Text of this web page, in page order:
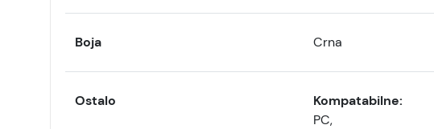
Boja Crna
Ostalo
Kompatabilne:
PC,